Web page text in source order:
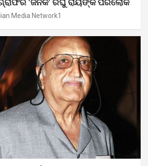
‘ଜନକ’ ରଘୁ ରାୟଙ୍କ ପରଲୋକ
Media Network1